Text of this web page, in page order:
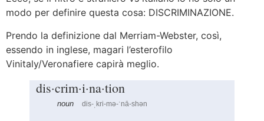
modo per definire questa cosa: DISCRIMINAZIONE.
Prendo la definizione dal Merriam-Webster, così,
essendo in inglese, magari l’esterofilo
Vinitaly/Veronafiere capirà meglio.
dis·crim·i·na·tion
noun dis- kri-mə-ˈnā-shən